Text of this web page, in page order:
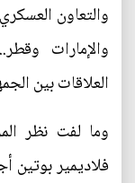
والتعاون
والإمارات
العلاقات بين
وما لفت نظر
فلاديمير بوتين